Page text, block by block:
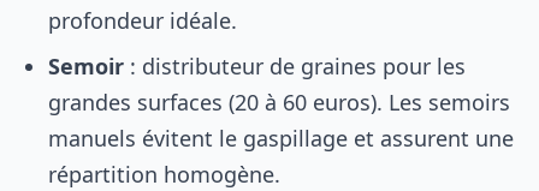
profondeur idéale.
Semoir : distributeur de graines pour les
grandes surfaces (20 à 60 euros). Les semoirs
manuels évitent le gaspillage et assurent une
répartition homogène.